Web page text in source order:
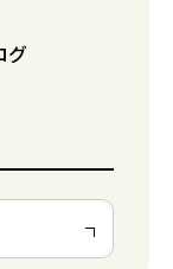
グ